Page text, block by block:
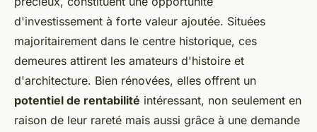
d'investissement à forte valeur ajoutée. Situées
majoritairement dans le centre historique, ces
demeures attirent les amateurs d'histoire et
d'architecture. Bien rénovées, elles offrent un
potentiel de rentabilité intéressant, non seulement en
raison de leur rareté mais aussi grâce à une demande